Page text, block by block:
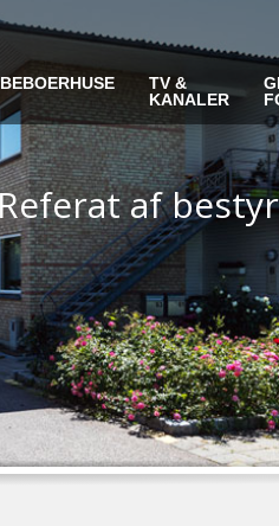
BEBOERHUSE
TV &
KANALER
af